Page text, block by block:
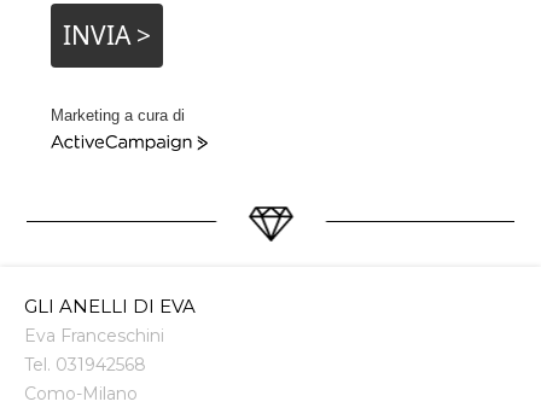
INVIA >
Marketing a cura di
ActiveCampaign
GLI ANELLI DI EVA
Eva Franceschini
Tel. 031942568
Como-Milano